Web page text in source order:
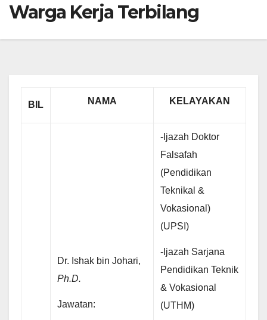
Warga Kerja Terbilang
BIL NAMA KELAYAKAN
Dr. Ishak bin Johari,
Ph.D.
Jawatan:
-Ijazah Doktor
Falsafah
(Pendidikan
Teknikal &
Vokasional)
(UPSI)
-Ijazah Sarjana
Pendidikan Teknik
& Vokasional
(UTHM)